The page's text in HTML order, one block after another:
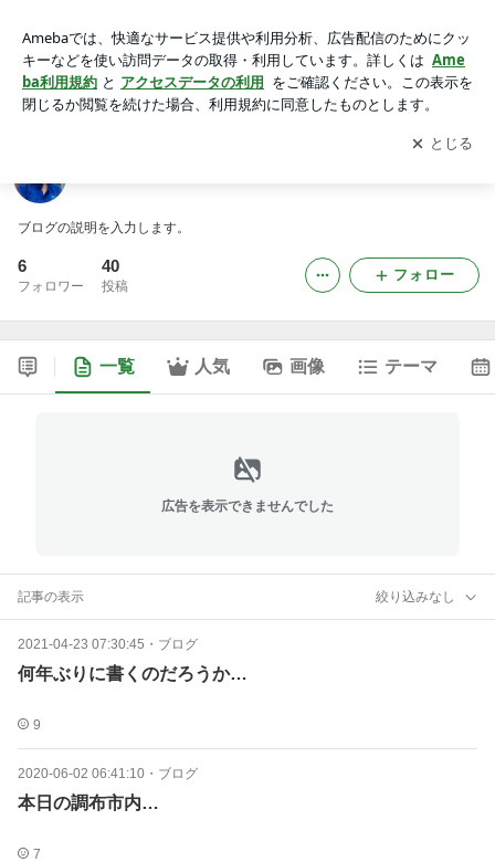
アプリをダウンロードして ブログの更新通知
を受け取りまし
ょう。
開く
ブログの説明を入力します。
6
フォロワー
40
投稿
フォロー
一覧 人気 画像 テーマ
広告を表示できませんでした
記事の表示 絞り込みなし
2021-04-23 07:30:45 ・ ブログ
何年ぶりに書くのだろうか…
9
2020-06-02 06:41:10 ・ ブログ
本日の調布市内…
7